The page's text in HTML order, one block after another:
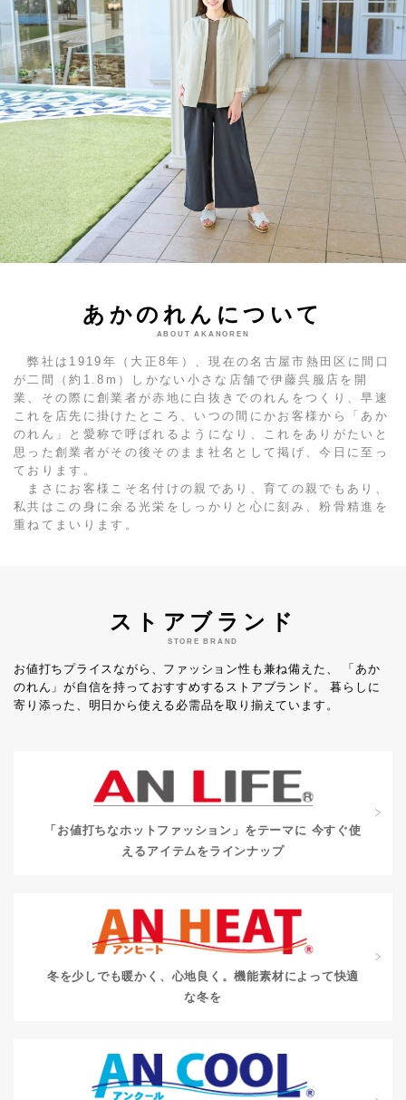
あかのれんについて
ABOUT AKANOREN
弊社は1919年（大正8年）、現在の名古屋市熱田区に間口
が二間（約1.8m）しかない小さな店舗で伊藤呉服店を開
業、その際に創業者が赤地に白抜きでのれんをつくり、早速
これを店先に掛けたところ、いつの間にかお客様から「あか
のれん」と愛称で呼ばれるようになり、これをありがたいと
思った創業者がその後そのまま社名として掲げ、今日に至っ
ております。
まさにお客様こそ名付けの親であり、育ての親でもあり、
私共はこの身に余る光栄をしっかりと心に刻み、粉骨精進を
重ねてまいります。
ストアブランド
STORE BRAND
お値打ちプライスながら、ファッション性も兼ね備えた、
「あか
のれん」が自信を持っておすすめするストアブランド。
暮らしに
寄り添った、明日から使える必需品を取り揃えています。
「お値打ちなホットファッション」をテーマに 今すぐ使
えるアイテムをラインナップ
冬を少しでも暖かく、心地良く。機能素材によって快適
な冬を